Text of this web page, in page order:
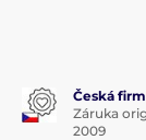
Česká
Záruka
2009